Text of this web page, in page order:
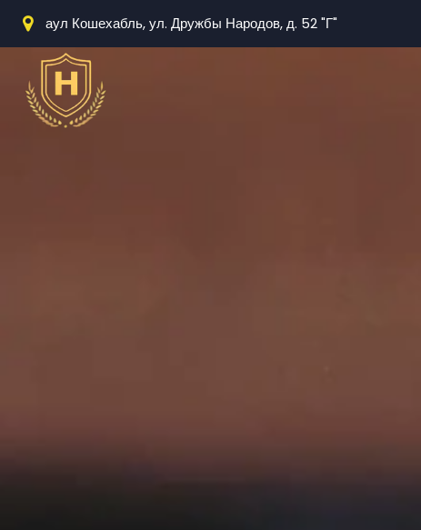
аул Кошехабль, ул. Дружбы Народов, д. 52 "Г"